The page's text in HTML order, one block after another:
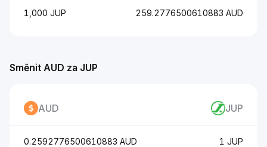
1,000 JUP 259.2776500610883 AUD
Směnit AUD za JUP
AUD JUP
0.2592776500610883 AUD 1 JUP